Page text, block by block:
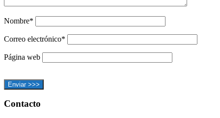
Nombre*
Correo electrónico*
Página web
Footer
Contacto